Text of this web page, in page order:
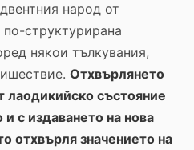
народ от
структурирана
някои тълкувания,
Отхвърлянето
лаодикийско състояние
и с издаването на нова
отхвърля значението на